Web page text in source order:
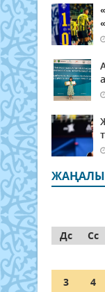
Дс
Сс
3
4